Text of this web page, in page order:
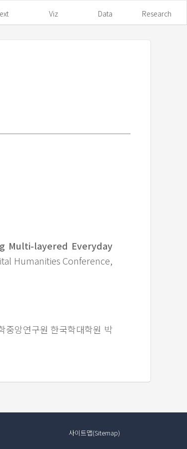
Viz Data Research
Multi-layered Everyday
Humanities Conference,
중앙연구원 한국학대학원 박
사이트맵(Sitemap)